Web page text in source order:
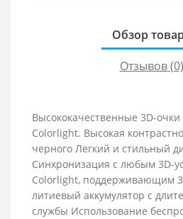
Обзор
Отзывов (0)
Высококачественные 3D-
Colorlight. Высокая
черного Легкий и стильный
Синхронизация с любым 3D-
Colorlight, поддерживающим
литиевый аккумулятор с
службы Использование